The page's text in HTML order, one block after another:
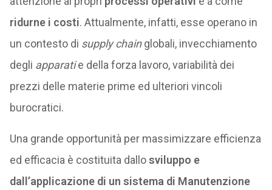
ridurne i costi. Attualmente, infatti, esse operano in
un contesto di supply chainglobali, invecchiamento
degli apparatie della forza lavoro, variabilità dei
prezzi delle materie prime ed ulteriori vincoli
burocratici.
Una grande opportunità per massimizzare efficienza
ed efficacia è costituita dallosviluppo e
dall’applicazione di un sistema di Manutenzione